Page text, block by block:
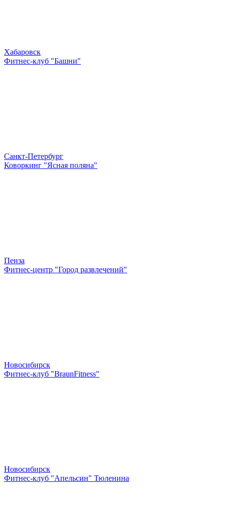
Хабаровск
Фитнес-клуб "Башни"
Санкт-Петербург
Коворкинг "Ясная поляна"
Пенза
Фитнес-центр "Город развлечений"
Новосибирск
Фитнес-клуб "BraunFitness"
Новосибирск
Фитнес-клуб "Апельсин" Тюленина